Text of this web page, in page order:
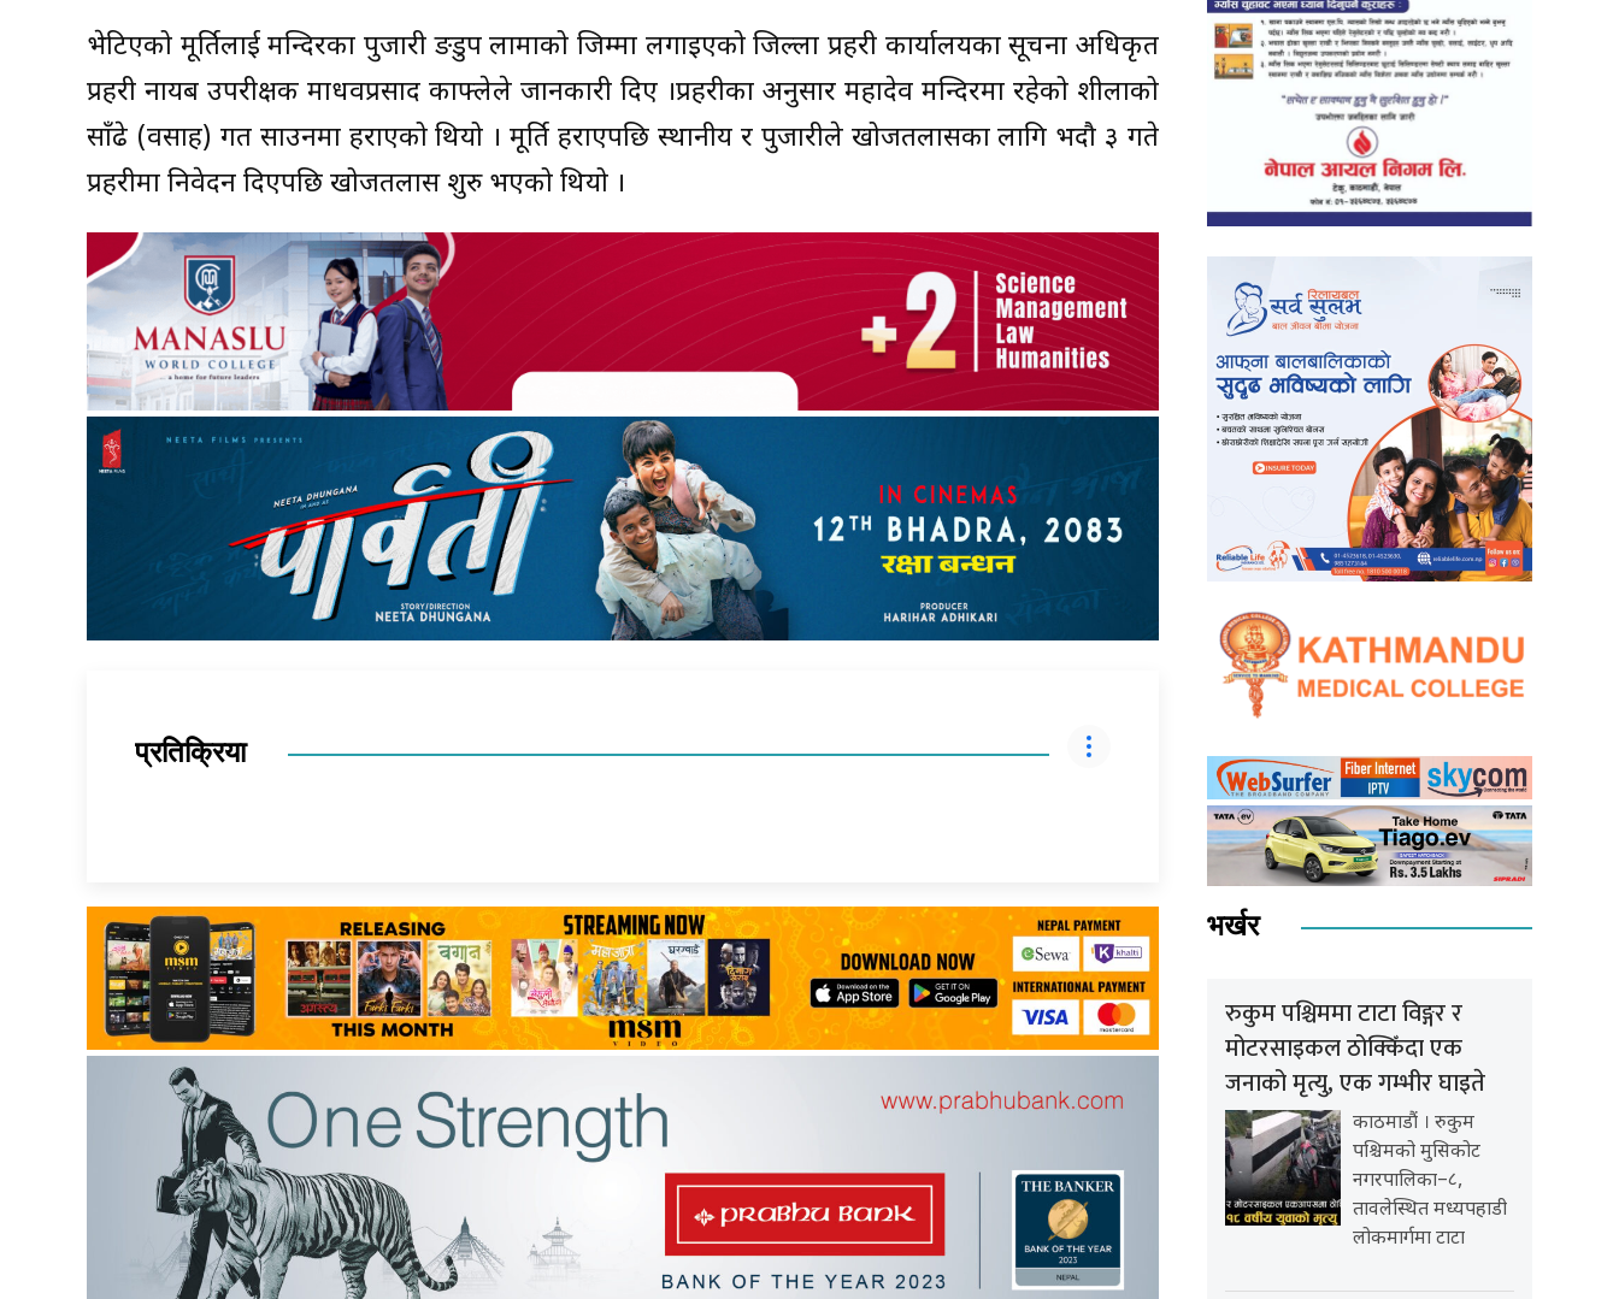
भेटिएको मूर्तिलाई मन्दिरका पुजारी ङडुप लामाको जिम्मा लगाइएको जिल्ला प्रहरी कार्यालयका सूचना अधिकृत
प्रहरी नायब उपरीक्षक माधवप्रसाद काफ्लेले जानकारी दिए ।प्रहरीका अनुसार महादेव मन्दिरमा रहेको शीलाको
साँढे (वसाह) गत साउनमा हराएको थियो । मूर्ति हराएपछि स्थानीय र पुजारीले खोजतलासका लागि भदौ ३ गते
प्रहरीमा निवेदन दिएपछि खोजतलास शुरु भएको थियो ।
प्रतिक्रिया
भर्खर
रुकुम पश्चिममा टाटा विङ्गर र
मोटरसाइकल ठोक्किँदा एक
जनाको मृत्यु, एक गम्भीर घाइते
काठमाडौं । रुकुम
पश्चिमको मुसिकोट
नगरपालिका–८,
तावलेस्थित मध्यपहाडी
लोकमार्गमा टाटा